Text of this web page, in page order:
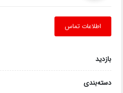
اطلاعات تماس
بازدید
دسته‌بندی